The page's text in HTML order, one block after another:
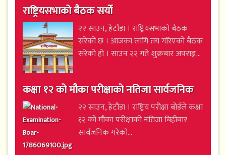
राष्ट्रियसभाको बैठक सर्यो
२२ साउन, हेटौंडा । राष्ट्रियसभाको बैठक
सरेको छ । आजका लागि तय गरिएको बैठक
सरेको हो । साउन २२ गते शुक्रबार अपराह्न...
कक्षा १२ को मौका परीक्षाको नतिजा सार्वजनिक
२२ साउन, हेटौंडा । राष्ट्रिय परीक्षा बोर्डले कक्षा
१२ को मौका परीक्षाको नतिजा बिहीबार
सार्वजनिक गरेको...